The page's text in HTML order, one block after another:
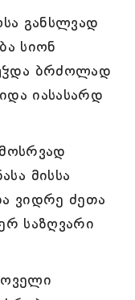
განსლვად
სიონ
ბრძოლად
იასასარდ
მისსა
ვიდრე ძეთა
საზღვარი